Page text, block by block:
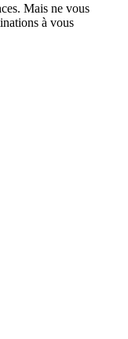
Mais ne vous
à vous